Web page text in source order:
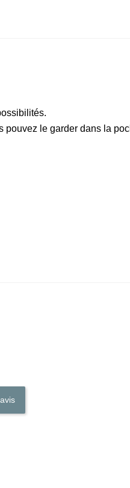
le garder dans la